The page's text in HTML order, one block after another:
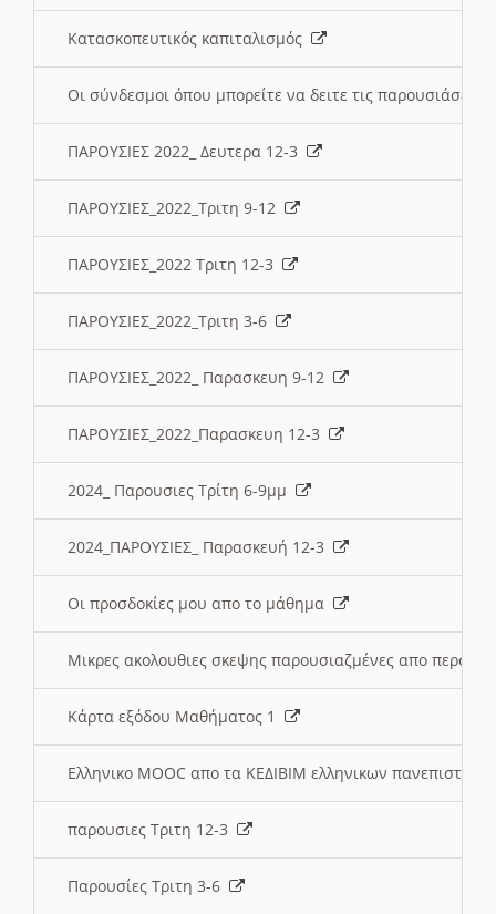
Κατασκοπευτικός καπιταλισμός
Οι σύνδεσμοι όπου μπορείτε να δειτε τις παρουσιάσεις
ΠΑΡΟΥΣΙΕΣ 2022_ Δευτερα 12-3
ΠΑΡΟΥΣΙΕΣ_2022_Τριτη 9-12
ΠΑΡΟΥΣΙΕΣ_2022 Τριτη 12-3
ΠΑΡΟΥΣΙΕΣ_2022_Τριτη 3-6
ΠΑΡΟΥΣΙΕΣ_2022_ Παρασκευη 9-12
ΠΑΡΟΥΣΙΕΣ_2022_Παρασκευη 12-3
2024_ Παρουσιες Τρίτη 6-9μμ
2024_ΠΑΡΟΥΣΙΕΣ_ Παρασκευή 12-3
Οι προσδοκίες μου απο το μάθημα
Μικρες ακολουθιες σκεψης παρουσιαζμένες απο
Κάρτα εξόδου Μαθήματος 1
Ελληνικο MOOC απο τα ΚΕΔΙΒΙΜ ελληνικων
παρουσιες Τριτη 12-3
Παρουσίες Τριτη 3-6